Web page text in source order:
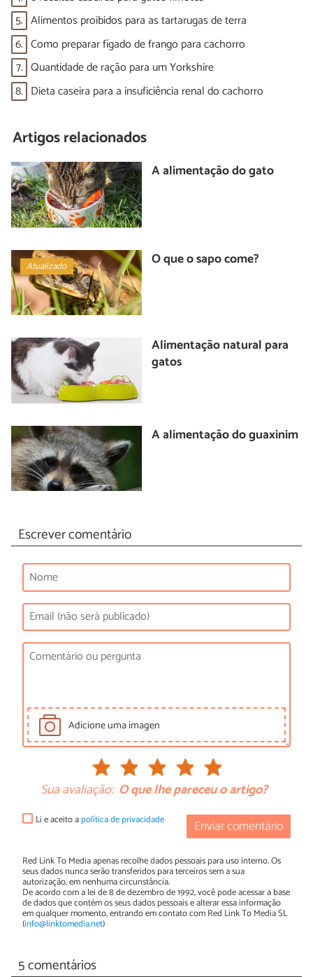
5. Alimentos proibidos para as tartarugas de terra
6. Como preparar fígado de frango para cachorro
7. Quantidade de ração para um Yorkshire
8. Dieta caseira para a insuficiência renal do cachorro
Artigos relacionados
A alimentação do gato
Atualizado O que o sapo come?
Alimentação natural para
gatos
A alimentação do guaxinim
Escrever comentário
Adicione uma imagen
Sua avaliação: O que lhe pareceu o artigo?
Enviar comentário
Li e aceito apolítica de privacidade
Red Link To Media apenas recolhe dados pessoais para uso interno. Os
seus dados nunca serão transferidos para terceiros sem a sua
autorização, em nenhuma circunstância.
De acordo com a lei de 8 de dezembro de 1992, você pode acessar a base
de dados que contém os seus dados pessoais e alterar essa informação
em qualquer momento, entrando em contato com Red Link To Media SL
(info@linktomedia.net)
5 comentários